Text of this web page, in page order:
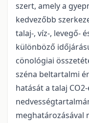
szert, amely a
kedvezőbb
talaj-, víz-, levegő-
különböző
cönológiai
széna beltartalmi
hatását a talaj
meghatározásával